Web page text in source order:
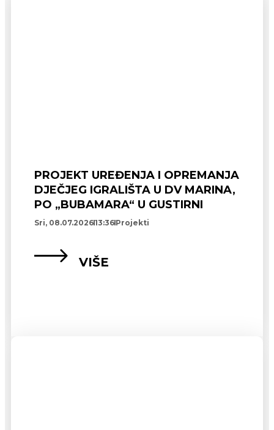
PROJEKT UREĐENJA I OPREMANJA
DJEČJEG IGRALIŠTA U DV MARINA,
PO „BUBAMARA“ U GUSTIRNI
Sri, 08.07.202613:36 Projekti
VIŠE